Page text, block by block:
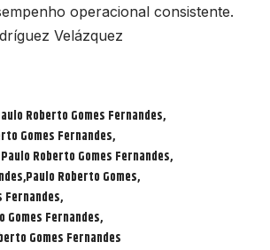
operacional consistente.
Velázquez
Roberto Gomes Fernandes
Gomes Fernandes
Roberto Gomes Fernandes
Paulo Roberto Gomes
Fernandes
Gomes Fernandes
Gomes Fernandes